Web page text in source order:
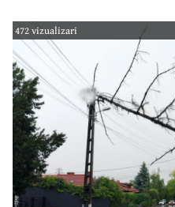
472 vizualizari